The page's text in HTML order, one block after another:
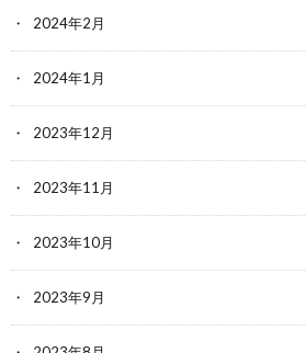
2024年2月
2024年1月
2023年12月
2023年11月
2023年10月
2023年9月